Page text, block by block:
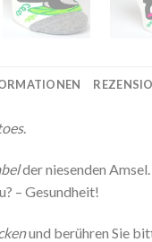
.
der niesenden
– Gesundheit!
und berühren Sie